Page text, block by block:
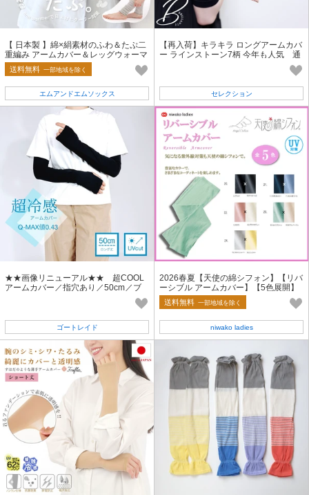
【 日本製 】綿×絹素材のふわ＆たぷ二
重編み アームカバー＆レッグウォーマ
ー【春夏の定番商品】
送料無料 一部地域を除く
エムアンドエムソックス
【再入荷】キラキラ ロングアームカバ
ー ラインストーン7柄 今年も人気 通
セレクション
★★画像リニューアル★★ 超COOL
アームカバー／指穴あり／50cm／ブ
ゴートレイド
2026春夏【天使の綿シフォン】【リバ
ーシブル アームカバー】【5色展開】
＜UV対策＞
送料無料 一部地域を除く
niwako ladies